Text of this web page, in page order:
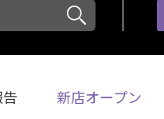
新店オープン